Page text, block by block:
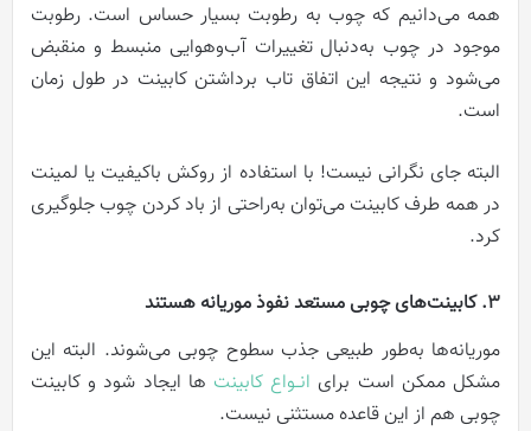
همه می‌دانیم که چوب به رطوبت بسیار حساس است. رطوبت
موجود در چوب به‌دنبال تغییرات آب‌وهوایی منبسط و منقبض
می‌شود و نتیجه این اتفاق تاب برداشتن کابینت در طول زمان
است.
البته جای نگرانی نیست! با استفاده از روکش باکیفیت یا لمینت
در همه طرف کابینت می‌توان به‌راحتی از باد کردن چوب جلوگیری
کرد.
3. کابینت‌های چوبی مستعد نفوذ موریانه هستند
موریانه‌ها به‌طور طبیعی جذب سطوح چوبی می‌شوند. البته این
مشکل ممکن است برای انــواع کابینت ها ایجاد شود و کابینت
چوبی هم از این قاعده مستثنی نیست.